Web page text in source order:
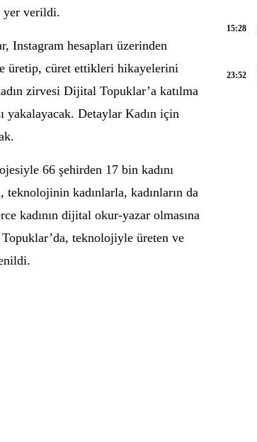
yer verildi.
Instagram hesapları üzerinden
üretip, cüret ettikleri hikayelerini
zirvesi Dijital Topuklar’a katılma
yakalayacak. Detaylar Kadın için
66 şehirden 17 bin kadını
kadınlarla, kadınların da
kadının dijital okur-yazar olmasına
teknolojiyle üreten ve
15:28
23:52